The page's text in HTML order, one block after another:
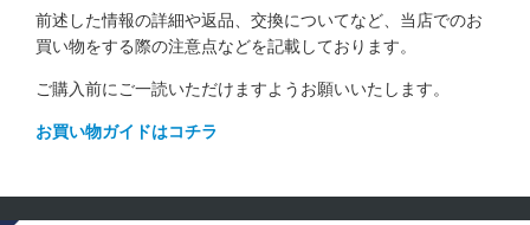
前述した情報の詳細や返品、交換についてなど、当店でのお
買い物をする際の注意点などを記載しております。
ご購入前にご一読いただけますようお願いいたします。
お買い物ガイドはコチラ